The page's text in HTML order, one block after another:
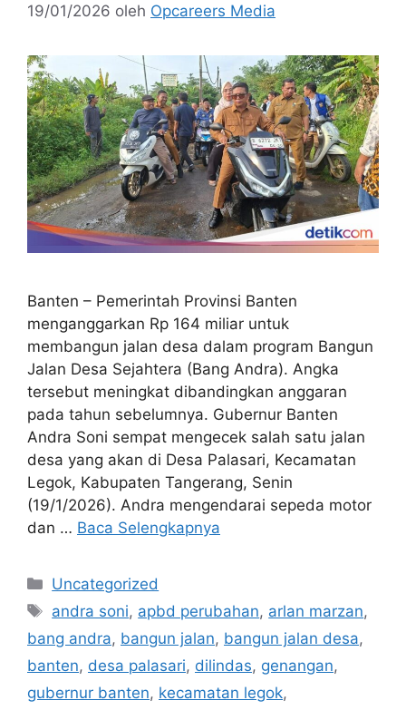
19/01/2026 oleh Opcareers Media
Banten – Pemerintah Provinsi Banten
menganggarkan Rp 164 miliar untuk
membangun jalan desa dalam program Bangun
Jalan Desa Sejahtera (Bang Andra). Angka
tersebut meningkat dibandingkan anggaran
pada tahun sebelumnya. Gubernur Banten
Andra Soni sempat mengecek salah satu jalan
desa yang akan di Desa Palasari, Kecamatan
Legok, Kabupaten Tangerang, Senin
(19/1/2026). Andra mengendarai sepeda motor
dan … Baca Selengkapnya
Kategori
Uncategorized
Tag
andra soni, apbd perubahan, arlan marzan,
bang andra, bangun jalan, bangun jalan desa,
banten, desa palasari, dilindas, genangan,
gubernur banten, kecamatan legok,